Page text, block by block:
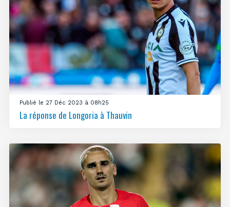
Publié le 27 Déc 2023 à 08h25
La réponse de Longoria à Thauvin